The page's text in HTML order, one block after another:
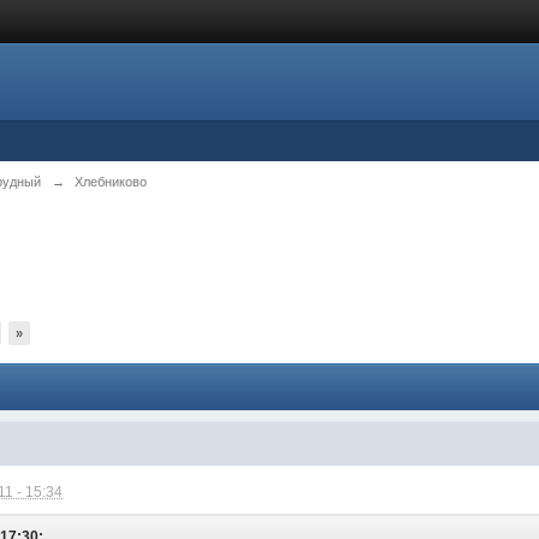
→ Хлебниково
»
- 15:34